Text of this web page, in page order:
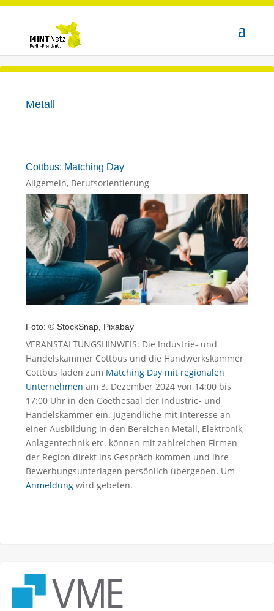
Metall
Cottbus: Matching Day
Allgemein, Berufsorientierung
Foto: © StockSnap, Pixabay
VERANSTALTUNGSHINWEIS: Die Industrie- und
Handelskammer Cottbus und die Handwerkskammer
Cottbus laden zum Matching Day mit regionalen
Unternehmen am 3. Dezember 2024 von 14:00 bis
17:00 Uhr in den Goethesaal der Industrie- und
Handelskammer ein. Jugendliche mit Interesse an
einer Ausbildung in den Bereichen Metall, Elektronik,
Anlagentechnik etc. können mit zahlreichen Firmen
der Region direkt ins Gespräch kommen und ihre
Bewerbungsunterlagen persönlich übergeben. Um
Anmeldung wird gebeten.